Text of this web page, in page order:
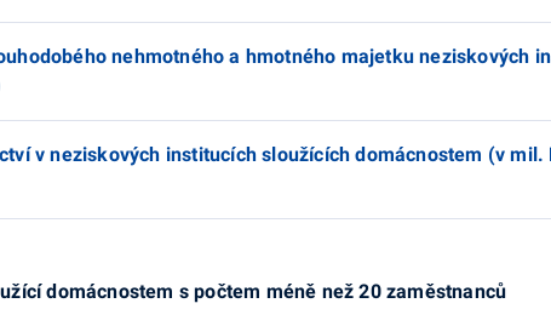
nehmotného a hmotného majetku neziskových
v neziskových institucích sloužících domácnostem (v mil.
domácnostem s počtem méně než 20 zaměstnanců